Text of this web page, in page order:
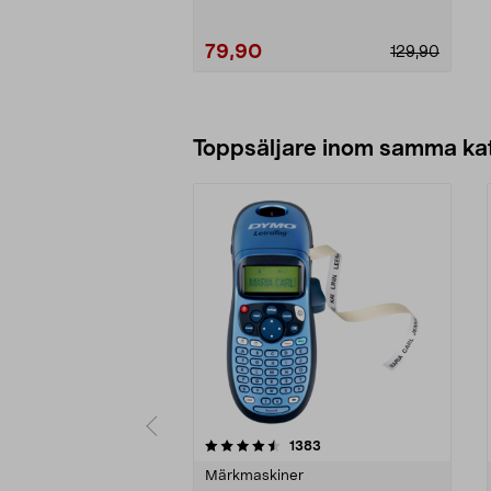
129,90
79,90
Toppsäljare inom samma
1383
Märkmaskiner
4.5 av 5 stjärnor